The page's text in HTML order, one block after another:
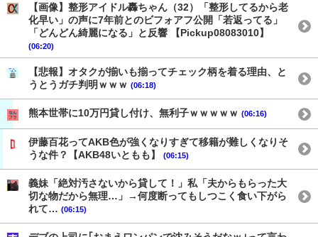
【画像】整形アイドル轟ちゃん（32）「整形してるから老
化早い」の声に7年前とのビフォアフ公開「若返ってる」
「どんどん綺麗になる」と反響 【Pickup08083010】
(06:20)
【悲報】オタクが揃いも揃ってチェック柄を着る理由、と
うとうガチ判明ｗｗｗ (06:18)
熊本世帯に10万円貸し付け、無利子ｗｗｗｗｗ (06:16)
伊藤百花ってAKB色が強くなりすぎて移籍が難しくなりそ
うな件？【AKB48いともも】
(06:15)
義妹「絶対汚さないから貸して！」私「夫からもらった大
切な物だから無理…」→何度断ってもしつこく食い下がら
れて… (06:15)